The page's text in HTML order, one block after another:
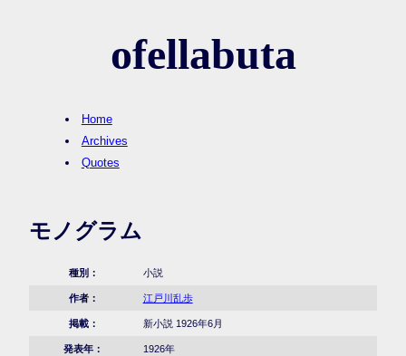
ofellabuta
Home
Archives
Quotes
モノグラム
種別： 小説
作者： 江戸川乱歩
掲載： 新小説 1926年6月
発表年： 1926年